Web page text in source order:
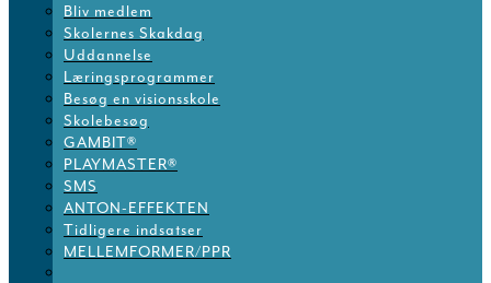
Bliv medlem
Skolernes Skakdag
Uddannelse
Læringsprogrammer
Besøg en visionsskole
Skolebesøg
GAMBIT®
PLAYMASTER®
SMS
ANTON-EFFEKTEN
Tidligere indsatser
MELLEMFORMER/PPR